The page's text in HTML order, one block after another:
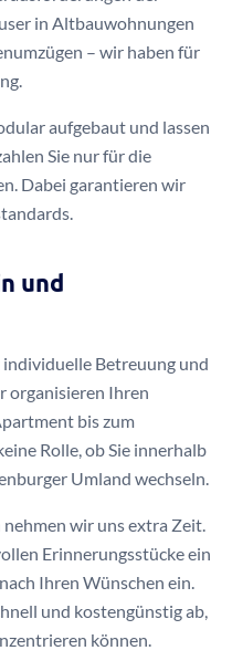
in Altbauwohnungen
– wir haben für
aufgebaut und lassen
Sie nur für die
Dabei garantieren wir
und
Betreuung und
organisieren Ihren
bis zum
Rolle, ob Sie innerhalb
Umland wechseln.
wir uns extra Zeit.
Erinnerungsstücke ein
Ihren Wünschen ein.
und kostengünstig ab,
können.